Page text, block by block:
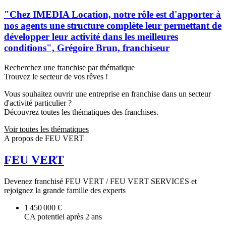
"Chez IMEDIA Location, notre rôle est d'apporter à
nos agents une structure complète leur permettant de
développer leur activité dans les meilleures
conditions", Grégoire Brun, franchiseur
Recherchez une franchise par thématique
Trouvez le secteur de vos rêves !
Vous souhaitez ouvrir une entreprise en franchise dans un secteur
d'activité particulier ?
Découvrez toutes les thématiques des franchises.
Voir toutes les thématiques
A propos de FEU VERT
FEU VERT
Devenez franchisé FEU VERT / FEU VERT SERVICES et
rejoignez la grande famille des experts
1 450 000 €
CA potentiel après 2 ans